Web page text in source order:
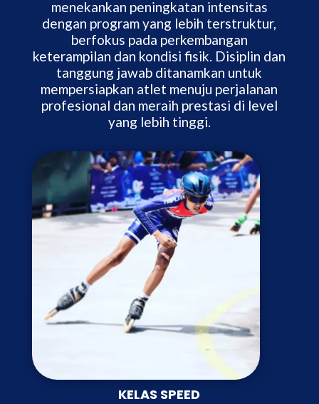
menekankan peningkatan intensitas
dengan program yang lebih terstruktur,
berfokus pada perkembangan
keterampilan dan kondisi fisik. Disiplin dan
tanggung jawab ditanamkan untuk
mempersiapkan atlet menuju perjalanan
profesional dan meraih prestasi di level
yang lebih tinggi.
KELAS SPEED